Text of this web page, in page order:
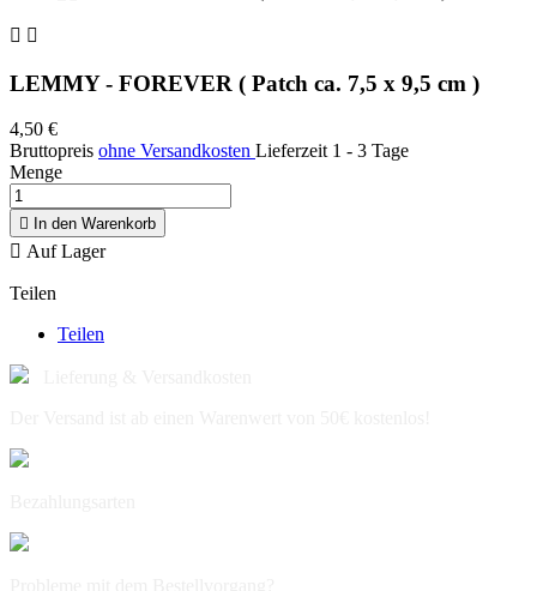
 
LEMMY - FOREVER ( Patch ca. 7,5 x 9,5 cm )
4,50 €
Bruttopreis ohne Versandkosten Lieferzeit 1 - 3 Tage
Menge
 In den Warenkorb
 Auf Lager
Teilen
Teilen